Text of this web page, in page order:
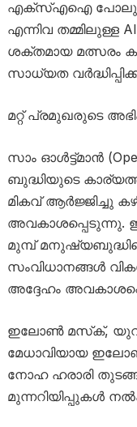
എക്‌സ്എഐ
എന്നിവ തമ്മിലുള്ള
ശക്തമായ മത്സരം
സാധ്യത
മറ്റ് പ്രമുഖരുടെ
സാം ഓൾട്ട്മാൻ
ബുദ്ധിയുടെ
മികവ് ആർജ്ജിച്ചു
അവകാശപ്പെടുന്നു.
മുമ്പ്
സംവിധാനങ്ങൾ
അദ്ദേഹം
ഇലോൺ മസ്‌ക്,
മേധാവിയായ
നോഹ ഹരാരി
മുന്നറിയിപ്പുകൾ